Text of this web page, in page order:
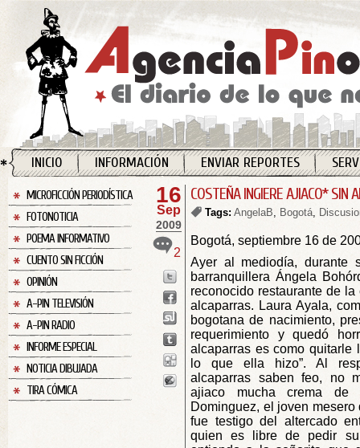
INICIO INFORMACIÓN ENVIAR REPORTES
MICROFICCIÓN PERIODÍSTICA
FOTONOTICIA
POEMA INFORMATIVO
CUENTO SIN FICCIÓN
OPINIÓN
A-PIN TELEVISIÓN
A-PIN RADIO
INFORME ESPECIAL
NOTICIA DIBUJADA
TIRA CÓMICA
16
Sep
2009
2
COSTEÑA INGIERE AJIACO* SIN
Tags: AngelaB, Bogotá,
Bogotá, septiembre 16 de
Ayer al mediodía, durante
barranquillera Ángela
reconocido restaurante de
alcaparras. Laura Ayala,
bogotana de nacimiento,
requerimiento y quedó
alcaparras es como quitarle
lo que ella hizo”. Al
alcaparras saben feo, no
ajiaco mucha crema de
Dominguez, el joven
fue testigo del altercado
quien es libre de pedir